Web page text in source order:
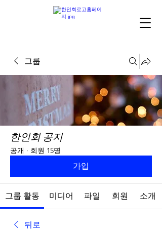
그룹
한인회 공지
공개 · 회원 15명
가입
그룹 활동 미디어 파일 회원 소개
뒤로